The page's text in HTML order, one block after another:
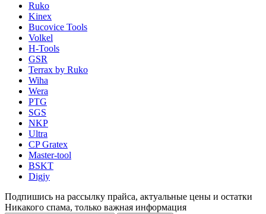
Ruko
Kinex
Bucovice Tools
Volkel
H-Tools
GSR
Terrax by Ruko
Wiha
Wera
PTG
SGS
NKP
Ultra
CP Gratex
Master-tool
BSKT
Digjy
Подпишись на рассылку прайса, актуальные цены и остатки
Никакого спама, только важная информация